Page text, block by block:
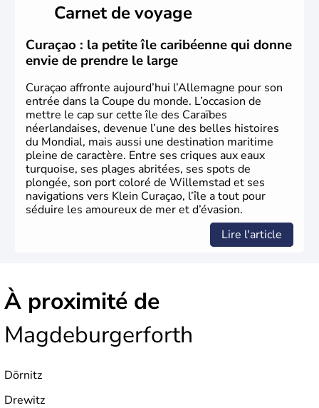
lesquelles bénéficient d'une grande autonomie. Le pays
peut se targuer de grands noms qu'il a vu naître dans tous
les domaines, des arts à la politique en passant par la
philosophie. Hertz, Gutenberg, Heidegger, Thomas Mann,
Herman Hesse ou bien Hegel en font partie.
Carnet de voyage
Curaçao : la petite île caribéenne qui donne
envie de prendre le large
Curaçao affronte aujourd’hui l’Allemagne pour son
entrée dans la Coupe du monde. L’occasion de
mettre le cap sur cette île des Caraïbes
néerlandaises, devenue l’une des belles histoires
du Mondial, mais aussi une destination maritime
pleine de caractère. Entre ses criques aux eaux
turquoise, ses plages abritées, ses spots de
plongée, son port coloré de Willemstad et ses
navigations vers Klein Curaçao, l’île a tout pour
séduire les amoureux de mer et d’évasion.
Lire l'article
À proximité de
Magdeburgerforth
Dörnitz
Drewitz